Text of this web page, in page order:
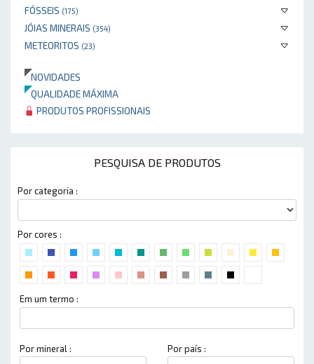
FÓSSEIS (175)
JÓIAS MINERAIS (354)
METEORITOS (23)
NOVIDADES
QUALIDADE MÁXIMA
PRODUTOS PROFISSIONAIS
PESQUISA DE PRODUTOS
Por categoria :
Por cores :
Em um termo :
Por mineral : Por país :